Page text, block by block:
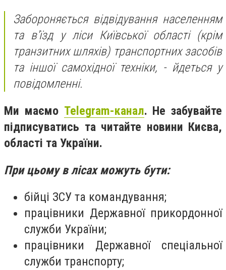
Забороняється відвідування населенням
та в'їзд у ліси Київської області (крім
транзитних шляхів) транспортних засобів
та іншої самохідної техніки, - йдеться у
повідомленні.
Ми маємо Telegram-канал. Не забувайте
підписуватись та читайте новини Києва,
області та України.
При цьому в лісах можуть бути:
бійці ЗСУ та командування;
працівники Державної прикордонної
служби України;
працівники Державної спеціальної
служби транспорту;